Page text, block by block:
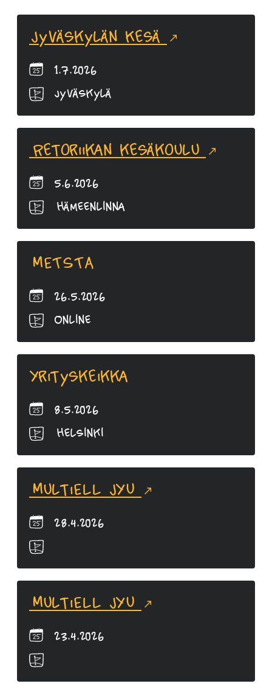
Jyväskylän Kesä
1.7.2026
Jyväskylä
Retoriikan kesäkoulu
5.6.2026
Hämeenlinna
METSTA
26.5.2026
Online
Yrityskeikka
8.5.2026
Helsinki
MultiELL JYU
28.4.2026
MultiELL JYU
23.4.2026